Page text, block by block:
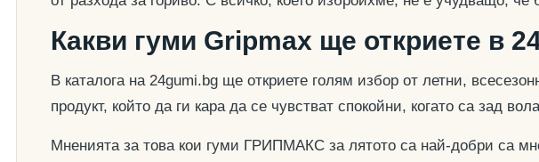
Какви гуми Gripmax ще откриете в
В каталога на 24gumi.bg ще откриете голям избор от летни,
продукт, който да ги кара да се чувстват спокойни, когато са зад
Мненията за това кои гуми ГРИПМАКС за лятото са най-добри са